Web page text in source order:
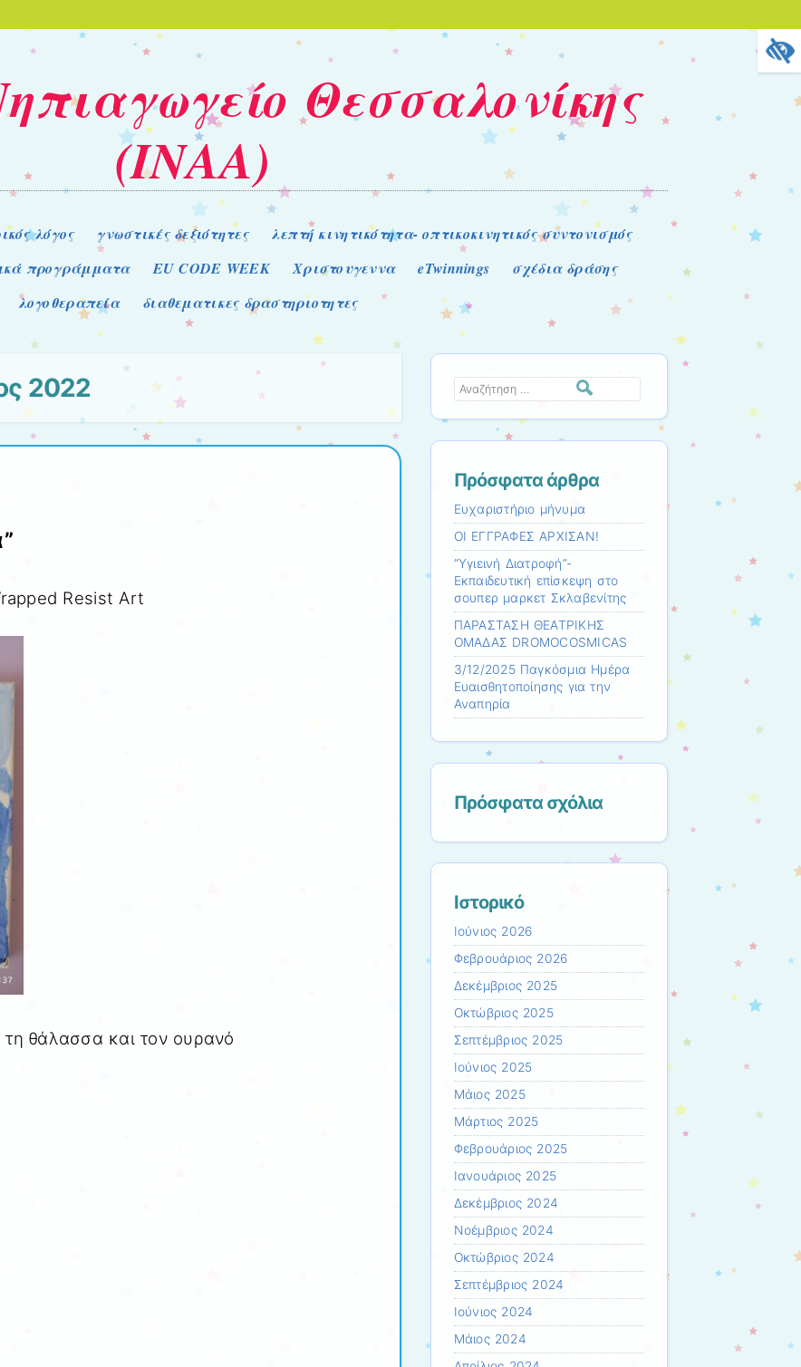
Θεσσαλονίκης
(ΙΝΑΑ)
λόγος γνωστικές δεξιότητες
λεπτή κινητικότητα- οπτικοκινητικός συντονισμός
προγράμματα EU CODE WEEK Χριστουγεννα eTwinnings
σχέδια δράσης
λογοθεραπεία
διαθεματικες δραστηριοτητες
2022
Resist Art
τη θάλασσα και τον ουρανό
Αναζήτηση
Πρόσφατα άρθρα
Ευχαριστήριο μήνυμα
ΟΙ ΕΓΓΡΑΦΕΣ ΑΡΧΙΣΑΝ!
“Υγιεινή Διατροφή”-
Εκπαιδευτική επίσκεψη στο
σουπερ μαρκετ Σκλαβενίτης
ΠΑΡΑΣΤΑΣΗ ΘΕΑΤΡΙΚΗΣ
ΟΜΑΔΑΣ DROMOCOSMICAS
3/12/2025 Παγκόσμια Ημέρα
Ευαισθητοποίησης για την
Αναπηρία
Πρόσφατα σχόλια
Ιστορικό
Ιούνιος 2026
Φεβρουάριος 2026
Δεκέμβριος 2025
Οκτώβριος 2025
Σεπτέμβριος 2025
Ιούνιος 2025
Μάιος 2025
Μάρτιος 2025
Φεβρουάριος 2025
Ιανουάριος 2025
Δεκέμβριος 2024
Νοέμβριος 2024
Οκτώβριος 2024
Σεπτέμβριος 2024
Ιούνιος 2024
Μάιος 2024